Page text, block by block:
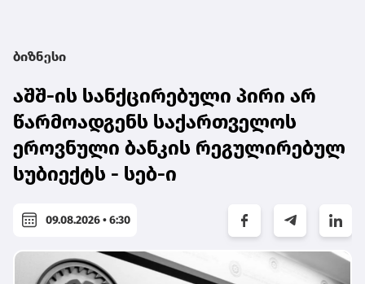
ბიზნესი
აშშ-ის სანქცირებული პირი არ
წარმოადგენს საქართველოს
ეროვნული ბანკის რეგულირებულ
სუბიექტს - სებ-ი
09.08.2026 • 6:30